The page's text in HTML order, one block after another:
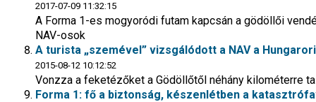
2017-07-09 11:32:15
A Forma 1-es mogyoródi futam kapcsán a gödöllői
NAV-osok
A turista „szemével” vizsgálódott a NAV a
2015-08-12 10:12:52
Vonzza a feketézőket a Gödöllőtől néhány kilométerre
Forma 1: fő a biztonság, készenlétben a